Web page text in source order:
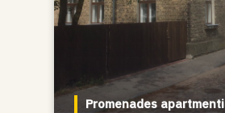
Promenades apartmenti